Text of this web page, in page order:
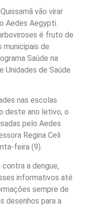
vão virar
Aedes Aegypti.
é fruto de
municipais de
Saúde na
Unidades de Saúde
nas escolas
deste ano letivo, o
pelo Aedes
Regina Celi
feira (9).
a dengue,
informativos até
sempre de
desenhos para a